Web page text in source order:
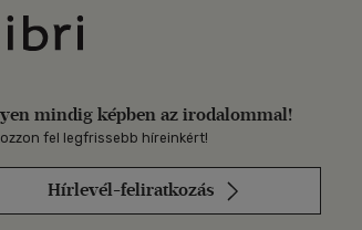
Libri
mindig képben az irodalommal!
fel legfrissebb híreinkért!
Hírlevél-feliratkozás